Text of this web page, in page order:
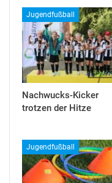
Jugendfußball
Nachwucks-Kicker
trotzen der Hitze
Jugendfußball